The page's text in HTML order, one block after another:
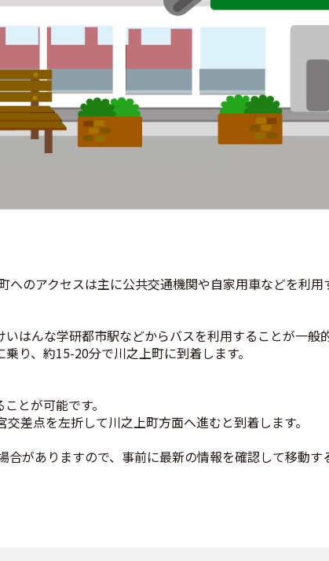
のアクセスは主に公共交通機関や自家用車などを利用
はんな学研都市駅などからバスを利用することが一般的
り、約15-20分で川之上町に到着します。
とが可能です。
差点を左折して川之上町方面へ進むと到着します。
がありますので、事前に最新の情報を確認して移動す